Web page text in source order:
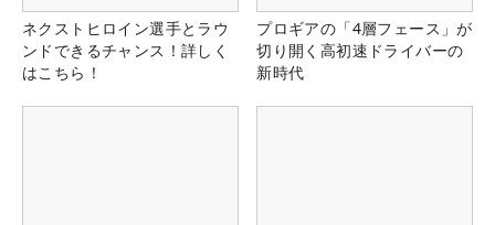
ネクストヒロイン選手とラウ
ンドできるチャンス！詳しく
はこちら！
プロギアの「4層フェース」が
切り開く高初速ドライバーの
新時代